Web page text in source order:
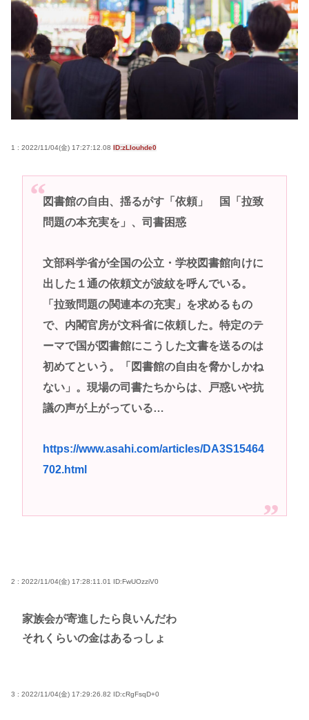
路…なんだこれ？
ワイ、マジで小学生、初VIP
【再評価】ニューメタル・オルタナメタル=ラウドロ
ック（和製英語）がZに刺さってるらしい。お前らが
キッズの頃好きだったバンドは何？
商業施設でいきなり"ラリアット" 面識ない女子中学
サイン入りドラム・スティックをプレゼントw
若くて美人なママと親友の淫らな行為内容を毎回聞
かされる「女神の加護を受けしママのサーガ」3巻 今
ポケカ資産が100万円超えた男の子www
【高市動画】こういうオスガキってどうやったら産
まれるの？
中国のメスガキ、民度が終わりすぎてる
Powered by livedoor 相互RSS
1 : 2022/11/04(金) 17:27:12.08 ID:zLIouhde0
図書館の自由、揺るがす「依頼」 国「拉致
問題の本充実を」、司書困惑
文部科学省が全国の公立・学校図書館向けに
出した１通の依頼文が波紋を呼んでいる。
「拉致問題の関連本の充実」を求めるもの
で、内閣官房が文科省に依頼した。特定のテ
ーマで国が図書館にこうした文書を送るのは
初めてという。「図書館の自由を脅かしかね
ない」。現場の司書たちからは、戸惑いや抗
議の声が上がっている…
https://www.asahi.com/articles/DA3S15464
702.html
2 : 2022/11/04(金) 17:28:11.01 ID:FwUOzziV0
家族会が寄進したら良いんだわ
それくらいの金はあるっしょ
3 : 2022/11/04(金) 17:29:26.82 ID:cRgFsqD+0